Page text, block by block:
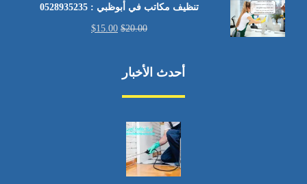
تنظيف مكاتب في أبوظبي : 0528935235
$20.00
$15.00
أحدث الأخبار